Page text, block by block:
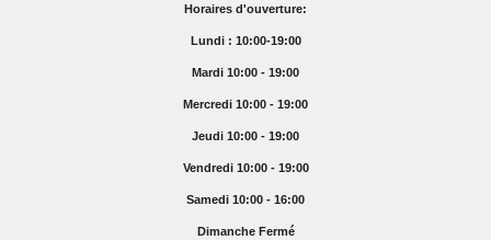
Horaires d'ouverture:
Lundi : 10:00-19:00
Mardi 10:00 - 19:00
Mercredi 10:00 - 19:00
Jeudi 10:00 - 19:00
Vendredi 10:00 - 19:00
Samedi 10:00 - 16:00
Dimanche Fermé